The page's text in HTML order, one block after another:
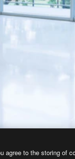
agree to the storing of